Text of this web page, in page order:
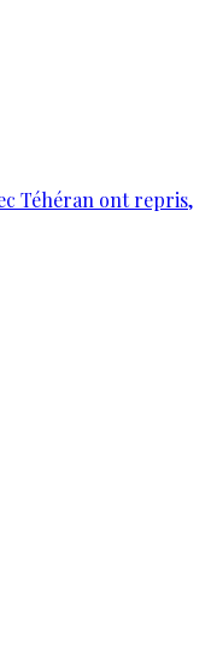
Téhéran ont repris,